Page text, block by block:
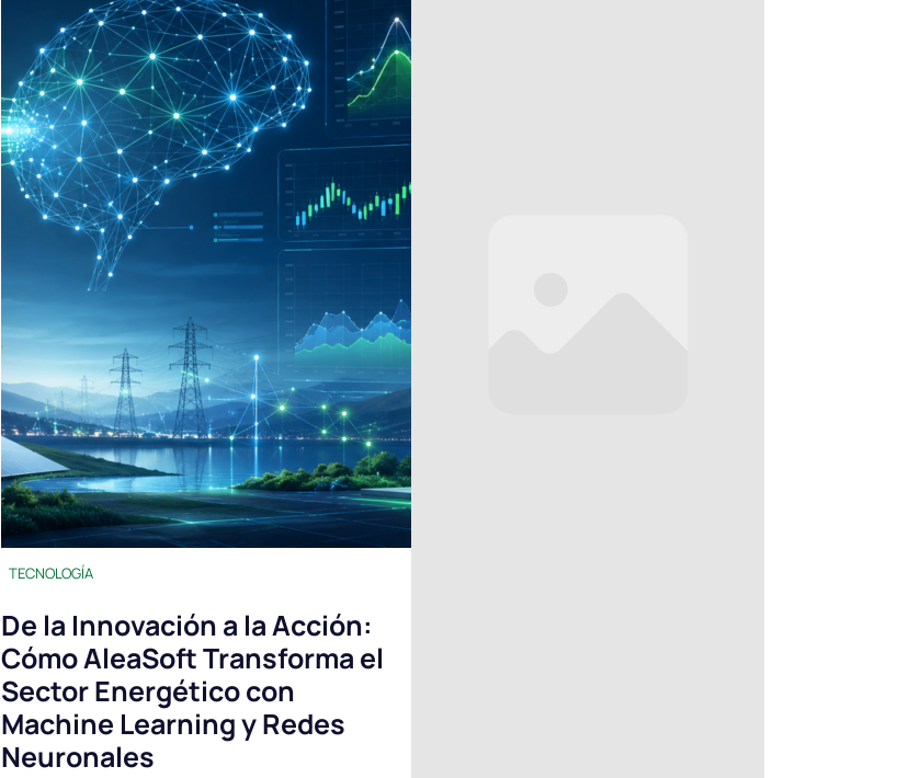
TECNOLOGÍA
De la Innovación a la Acción:
Cómo AleaSoft Transforma el
Sector Energético con
Machine Learning y Redes
Neuronales